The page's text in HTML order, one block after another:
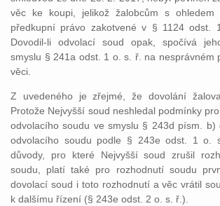
věc ke koupi, jelikož žalobcům s ohledem
předkupní právo zakotvené v § 1124 odst.
Dovodil-li odvolací soud opak, spočívá
smyslu § 241a odst. 1 o. s. ř. na nesprávném
věci.
Z uvedeného je zřejmé, že dovolání
Protože Nejvyšší soud neshledal podmínky
odvolacího soudu ve smyslu § 243d písm.
odvolacího soudu podle § 243e odst. 1 o.
důvody, pro které Nejvyšší soud zrušil
soudu, platí také pro rozhodnutí soudu
dovolací soud i toto rozhodnutí a věc vrátil
k dalšímu řízení (§ 243e odst. 2 o. s. ř.).